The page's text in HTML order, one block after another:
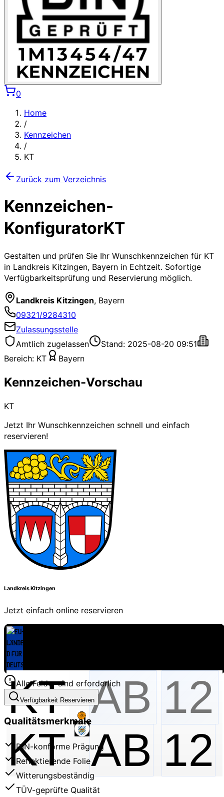
0
Home
/
Kennzeichen
/
KT
Zurück zum Verzeichnis
Kennzeichen-
KonfiguratorKT
Gestalten und prüfen Sie Ihr Wunschkennzeichen für KT
in Landkreis Kitzingen, Bayern in Echtzeit. Sofortige
Verfügbarkeitsprüfung und Reservierung möglich.
Landkreis Kitzingen, Bayern
09321/9284310
Zulassungsstelle
Amtlich zugelassen
Stand: 2025-08-20 09:51
Bereich: KT Bayern
Kennzeichen-Vorschau
KT
Jetzt Ihr Wunschkennzeichen schnell und einfach
reservieren!
Landkreis Kitzingen
Jetzt einfach online reservieren
KT AB 12
Alle Felder sind erforderlich
Verfügbarkeit Reservieren
Qualitätsmerkmale
DIN-konforme Prägung
Reflektierende Folie
Witterungsbeständig
TÜV-geprüfte Qualität